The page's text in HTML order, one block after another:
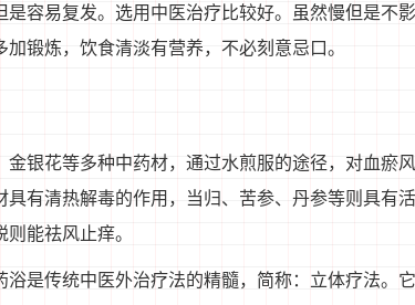
容易复发。选用中医治疗比较好。虽然慢但是不
锻炼，饮食清淡有营养，不必刻意忌口。
银花等多种中药材，通过水煎服的途径，对血瘀
有清热解毒的作用，当归、苦参、丹参等则具有
能祛风止痒。
是传统中医外治疗法的精髓，简称：立体疗法。